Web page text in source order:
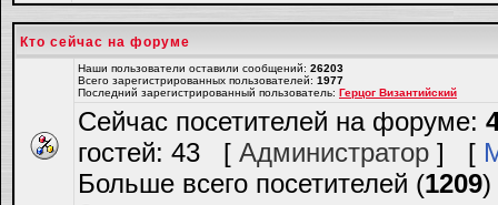
Кто сейчас на форуме
Наши пользователи оставили сообщений: 26203
Всего зарегистрированных пользователей: 1977
Последний зарегистрированный пользователь: Герцог Византийский
Сейчас посетителей на форуме:
гостей: 43 [ Администратор ] [
Больше всего посетителей (1209)